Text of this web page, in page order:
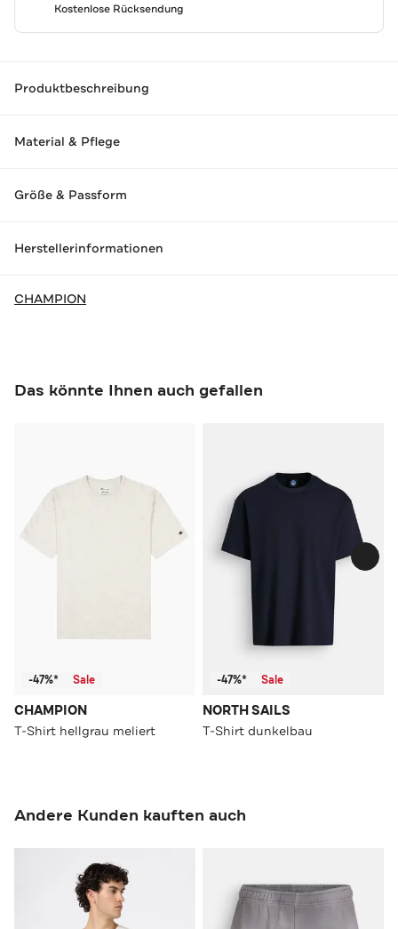
Kostenlose Rücksendung
Produktbeschreibung
Material & Pflege
Größe & Passform
Herstellerinformationen
CHAMPION
Das könnte Ihnen auch gefallen
-47%* Sale
CHAMPION
T-Shirt hellgrau meliert
-47%* Sale
NORTH SAILS
T-Shirt dunkelbau
Andere Kunden kauften auch